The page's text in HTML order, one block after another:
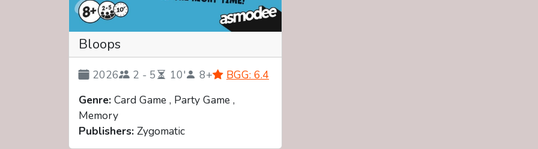
Bloops
2026 2 - 5 10' 8+
BGG: 6.4
Genre: Card Game , Party Game ,
Memory
Publishers: Zygomatic